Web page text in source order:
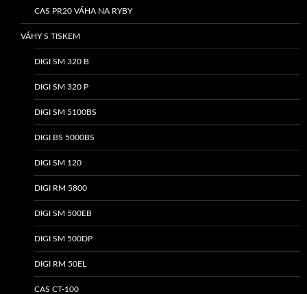
CAS PR20 VÁHA NA RYBY
VÁHY S TISKEM
DIGI SM 320 B
DIGI SM 320 P
DIGI SM 5100BS
DIGI BS 5000BS
DIGI SM 120
DIGI RM 5800
DIGI SM 500EB
DIGI SM 500DP
DIGI RM 50EL
CAS CT-100